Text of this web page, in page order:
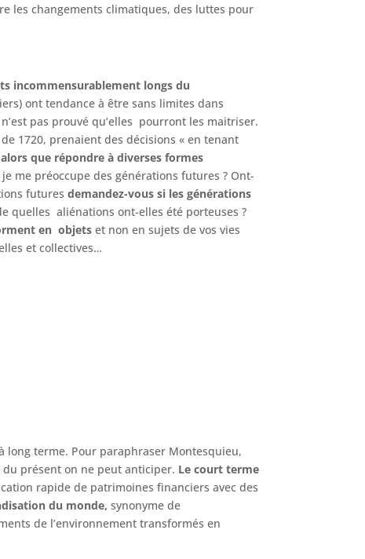
les changements climatiques, des luttes pour
incommensurablement longs du
ont tendance à être sans limites dans
pas prouvé qu’elles pourront les maitriser.
1720, prenaient des décisions « en tenant
que répondre à diverses formes
me préoccupe des générations futures ? Ont-
futuresdemandez-vous si les générations
quelles aliénations ont-elles été porteuses ?
en objets et non en sujets de vos vies
et collectives…
long terme. Pour paraphraser Montesquieu,
du présent on ne peut anticiper. Le court terme
rapide de patrimoines financiers avec des
du monde, synonyme de
de l’environnement transformés en